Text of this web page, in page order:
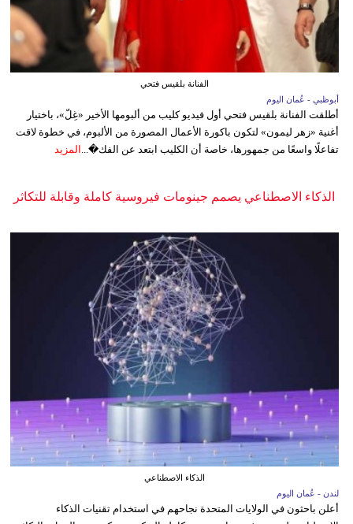
الفنانة بلقيس فتحي
أبوظبي - عُمان اليوم
أطلقت الفنانة بلقيس فتحي أول فيديو كليب من ألبومها الأخير «غِلّ»، باختيار
أغنية «زهر ليمون» لتكون باكورة الأعمال المصورة من الألبوم، في خطوة لاقت
تفاعلًا واسعًا من جمهورها، خاصة أن الكليب ابتعد عن الفك�... المزيد
الذكاء الاصطناعي يصمم جينومات فيروسية كاملة وقابلة للتكاثر
الذكاء الاصطناعي
لندن - عُمان اليوم
أعلن باحثون في الولايات المتحدة نجاحهم في استخدام تقنيات الذكاء